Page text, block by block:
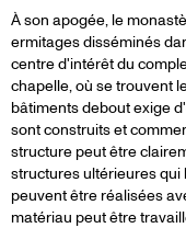
ARTICLE
DE
BLOG
À son apogée, le
ermitages disséminés
centre d'intérêt du
chapelle, où se trouvent
bâtiments debout exige
sont construits et
structure peut être
structures ultérieures qui
peuvent être réalisées
matériau peut être